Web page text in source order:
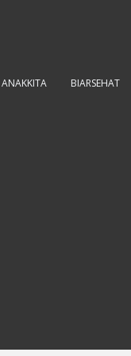
ANAKKITA BIARSEHAT